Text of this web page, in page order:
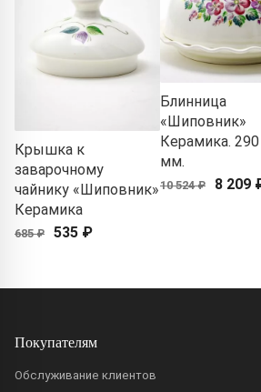
Крышка к
заварочному
чайнику «Шиповник»
Керамика
685 ₽ 535 ₽
Блинница
«Шиповник»
Керамика.
мм.
10 524 ₽ 8 209
Покупателям
Обслуживание клиентов